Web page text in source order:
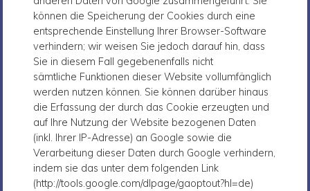
können die Speicherung der Cookies durch eine
entsprechende Einstellung Ihrer Browser-Software
verhindern; wir weisen Sie jedoch darauf hin, dass
Sie in diesem Fall gegebenenfalls nicht
sämtliche Funktionen dieser Website vollumfänglich
werden nutzen können. Sie können darüber hinaus
die Erfassung der durch das Cookie erzeugten und
auf Ihre Nutzung der Website bezogenen Daten
(inkl. Ihrer IP-Adresse) an Google sowie die
Verarbeitung dieser Daten durch Google verhindern,
indem sie das unter dem folgenden Link
(http://tools.google.com/dlpage/gaoptout?hl=de)